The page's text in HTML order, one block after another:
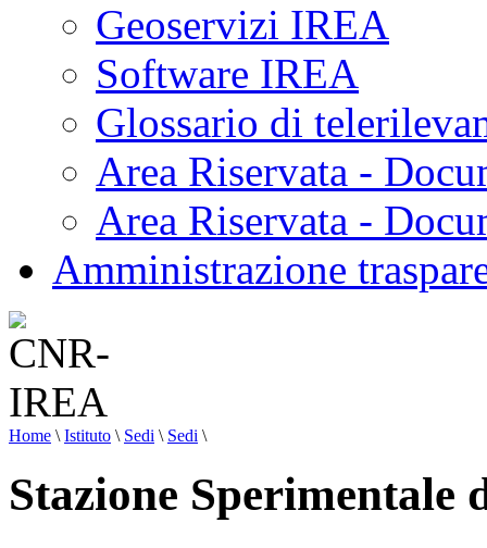
Geoservizi IREA
Software IREA
Glossario di
Area Riservata -
Area Riservata -
Amministrazione
Home \ Istituto \ Sedi \ Sedi \
Stazione